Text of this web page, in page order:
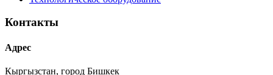
Контакты
Адрес
Кыргызстан, город Бишкек